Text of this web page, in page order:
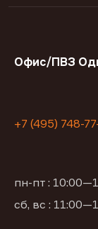
Офис/ПВЗ
+7 (495) 748-
пн-пт :
сб, вс :